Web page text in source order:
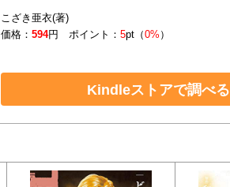
こざき亜衣(著)
価格：594円 ポイント：5pt（0% ）
Kindleストアで調べる